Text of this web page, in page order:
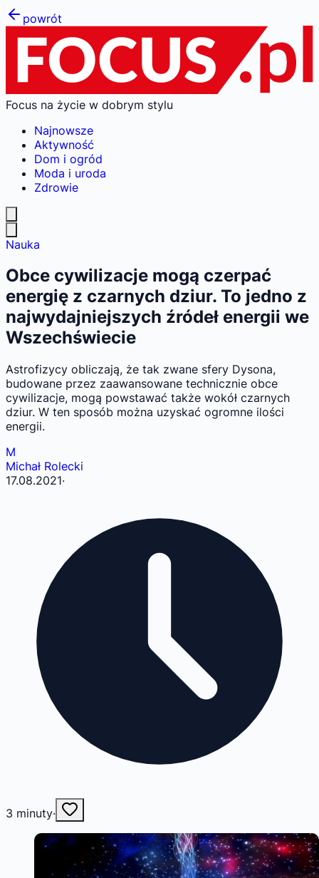
powrót
Focus na życie w dobrym stylu
Najnowsze
Aktywność
Dom i ogród
Moda i uroda
Zdrowie
Nauka
Obce cywilizacje mogą czerpać
energię z czarnych dziur. To jedno z
najwydajniejszych źródeł energii we
Wszechświecie
Astrofizycy obliczają, że tak zwane sfery Dysona,
budowane przez zaawansowane technicznie obce
cywilizacje, mogą powstawać także wokół czarnych
dziur. W ten sposób można uzyskać ogromne ilości
energii.
M
Michał Rolecki
17.08.2021·
3 minuty·